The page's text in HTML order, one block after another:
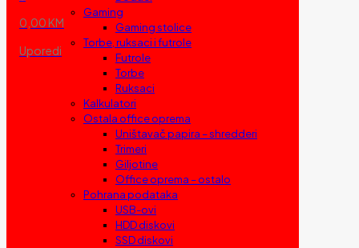
0,00 KM
Uporedi
Gaming
Gaming stolice
Torbe, ruksaci i futrole
Futrole
Torbe
Ruksaci
Kalkulatori
Ostala office oprema
Uništavač papira – shredderi
Trimeri
Giljotine
Office oprema – ostalo
Pohrana podataka
USB-ovi
HDD diskovi
SSD diskovi